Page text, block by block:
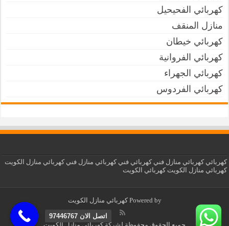
كهربائي الفحيحيل
منازل المنقف
كهربائي خيطان
كهربائي الفروانية
كهربائي الجهراء
كهربائي الفردوس
كهربائي كهربائي منازل فني كهربائي فني كهربائي منازل فني كهربائي منازل الكويت
كهربائي منازل الكويت كهربائي الكويت
Powered by كهربائي منازل الكويت
اتصل الان 97446767‬